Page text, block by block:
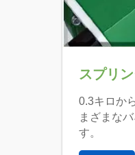
スプリ
0.3キロか
まざまな
す。